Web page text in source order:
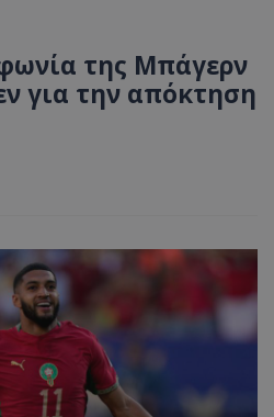
της Μπάγερν
για την απόκτηση